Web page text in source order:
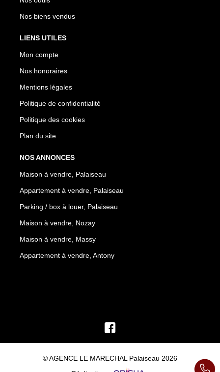
Nos biens vendus
LIENS UTILES
Mon compte
Nos honoraires
Mentions légales
Politique de confidentialité
Politique des cookies
Plan du site
NOS ANNONCES
Maison à vendre, Palaiseau
Appartement à vendre, Palaiseau
Parking / box à louer, Palaiseau
Maison à vendre, Nozay
Maison à vendre, Massy
Appartement à vendre, Antony
© AGENCE LE MARECHAL Palaiseau 2026